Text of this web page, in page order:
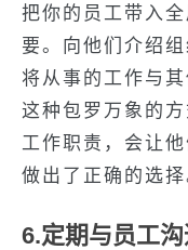
把你的员工带入
要。向他们介绍
将从事的工作与
这种包罗万象的
工作职责，会让
做出了正确的选择
6.定期与员工